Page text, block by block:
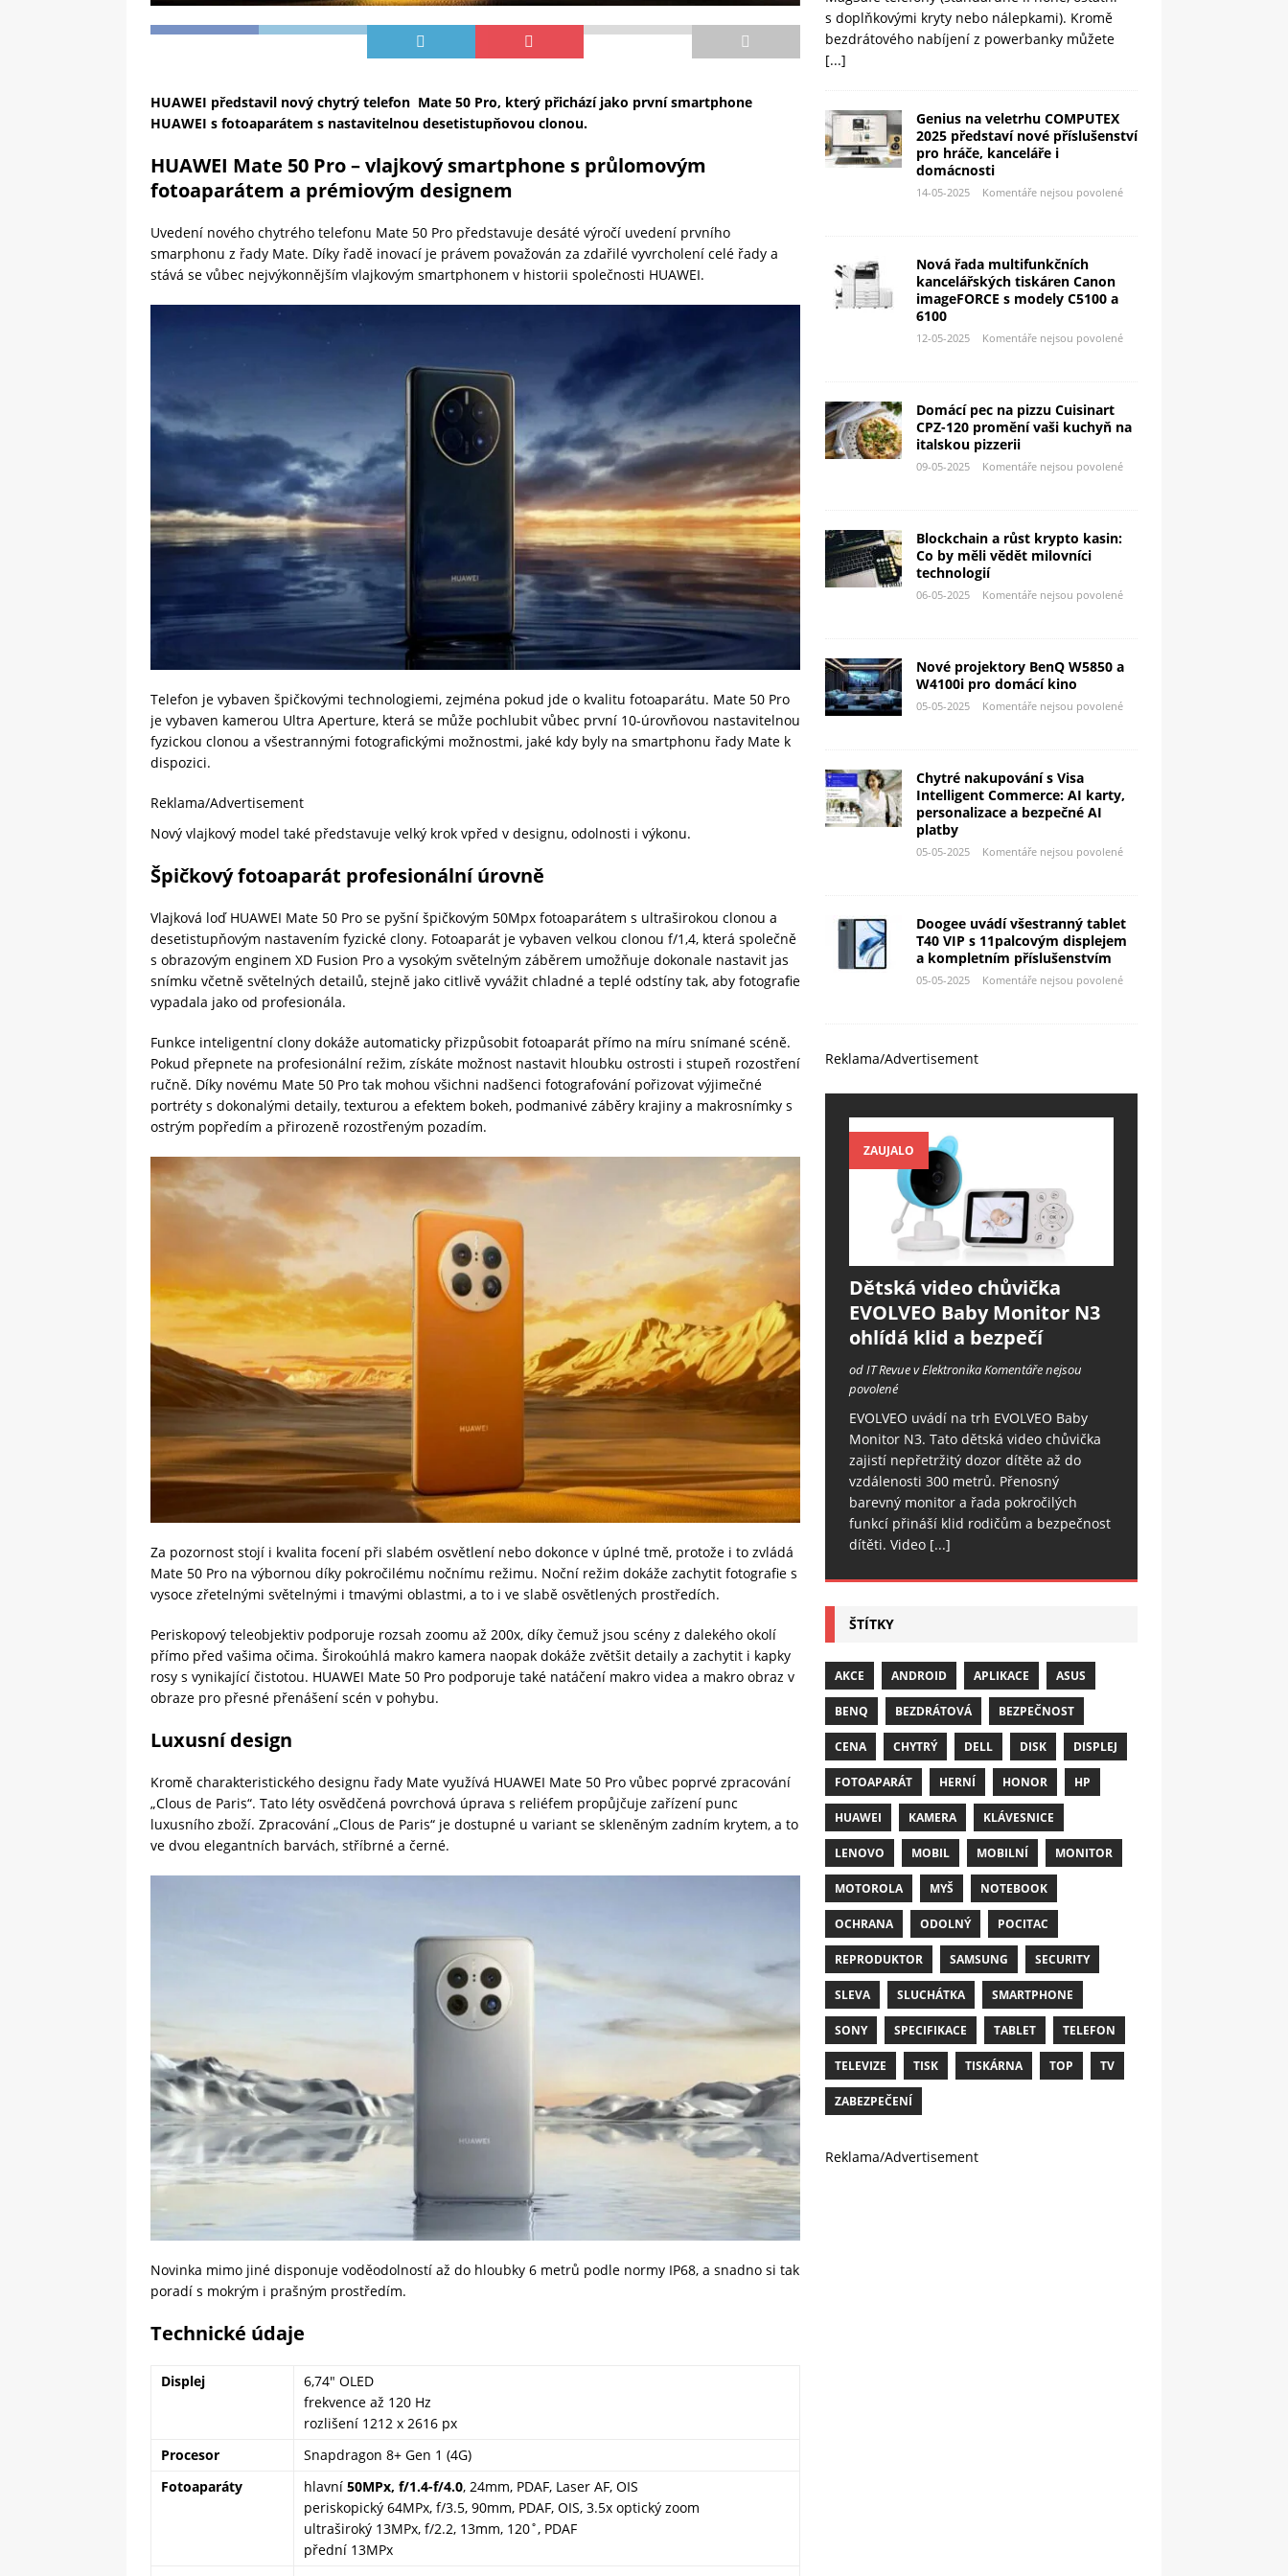
HUAWEI představil nový chytrý telefon Mate 50 Pro, který přichází jako prvnísmartphone
HUAWEI s fotoaparátem s nastavitelnou desetistupňovou clonou.
HUAWEI Mate 50 Pro – vlajkový smartphone s průlomovým
fotoaparátem a prémiovým designem
Uvedení nového chytrého telefonu Mate 50 Pro představuje desáté výročí uvedení prvního
smarphonu z řady Mate. Díky řadě inovací je právem považován za zdařilé vyvrcholení celé řady a
stává se vůbec nejvýkonnějším vlajkovým smartphonem v historii společnosti HUAWEI.
Telefon je vybaven špičkovými technologiemi, zejména pokud jde o kvalitu fotoaparátu. Mate 50 Pro
je vybaven kamerou Ultra Aperture, která se může pochlubit vůbec první 10-úrovňovou nastavitelnou
fyzickou clonou a všestrannými fotografickými možnostmi, jaké kdy byly na smartphonu řady Mate k
dispozici.
Reklama/Advertisement
Nový vlajkový model také představuje velký krok vpřed v designu, odolnosti i výkonu.
Špičkový fotoaparát profesionální úrovně
Vlajková loď HUAWEI Mate 50 Pro se pyšní špičkovým 50Mpx fotoaparátem s ultraširokou clonou a
desetistupňovým nastavením fyzické clony. Fotoaparát je vybaven velkou clonou f/1,4, která společně
s obrazovým enginem XD Fusion Pro a vysokým světelným záběrem umožňuje dokonale nastavit jas
snímku včetně světelných detailů, stejně jako citlivě vyvážit chladné a teplé odstíny tak, aby fotografie
vypadala jako od profesionála.
Funkce inteligentní clony dokáže automaticky přizpůsobit fotoaparát přímo na míru snímané scéně.
Pokud přepnete na profesionální režim, získáte možnost nastavit hloubku ostrosti i stupeň rozostření
ručně. Díky novému Mate 50 Pro tak mohou všichni nadšenci fotografování pořizovat výjimečné
portréty s dokonalými detaily, texturou a efektem bokeh, podmanivé záběry krajiny a makrosnímky s
ostrým popředím a přirozeně rozostřeným pozadím.
Za pozornost stojí i kvalita focení při slabém osvětlení nebo dokonce v úplné tmě, protože i to zvládá
Mate 50 Pro na výbornou díky pokročilému nočnímu režimu. Noční režim dokáže zachytit fotografie s
vysoce zřetelnými světelnými i tmavými oblastmi, a to i ve slabě osvětlených prostředích.
Periskopový teleobjektiv podporuje rozsah zoomu až 200x, díky čemuž jsou scény z dalekého okolí
přímo před vašima očima. Širokoúhlá makro kamera naopak dokáže zvětšit detaily a zachytit i kapky
rosy s vynikající čistotou. HUAWEI Mate 50 Pro podporuje také natáčení makro videa a makro obraz v
obraze pro přesné přenášení scén v pohybu.
Luxusní design
Kromě charakteristického designu řady Mate využívá HUAWEI Mate 50 Pro vůbec poprvé zpracování
„Clous de Paris“. Tato léty osvědčená povrchová úprava s reliéfem propůjčuje zařízení punc
luxusního zboží. Zpracování „Clous de Paris“ je dostupné u variant se skleněným zadním krytem, a to
ve dvou elegantních barvách, stříbrné a černé.
Novinka mimo jiné disponuje voděodolností až do hloubky 6 metrů podle normy IP68, a snadno si tak
poradí s mokrým i prašným prostředím.
Technické údaje
Displej
6,74″ OLED
frekvence až 120 Hz
rozlišení 1212 x 2616 px
Procesor
Snapdragon 8+ Gen 1 (4G)
Fotoaparáty
hlavní 50MPx, f/1.4-f/4.0, 24mm, PDAF, Laser AF, OIS
periskopický 64MPx, f/3.5, 90mm, PDAF, OIS, 3.5x optický zoom
ultraširoký 13MPx, f/2.2, 13mm, 120˚, PDAF
přední 13MPx
s doplňkovými kryty nebo nálepkami). Kromě
bezdrátového nabíjení z powerbanky můžete
[...]
Genius na veletrhu COMPUTEX
2025 představí nové příslušenství
pro hráče, kanceláře i
domácnosti
14-05-2025 Komentáře nejsou povolené
Nová řada multifunkčních
kancelářských tiskáren Canon
imageFORCE s modely C5100 a
6100
12-05-2025 Komentáře nejsou povolené
Domácí pec na pizzu Cuisinart
CPZ-120 promění vaši kuchyň na
italskou pizzerii
09-05-2025 Komentáře nejsou povolené
Blockchain a růst krypto kasin:
Co by měli vědět milovníci
technologií
06-05-2025 Komentáře nejsou povolené
Nové projektory BenQ W5850 a
W4100i pro domácí kino
05-05-2025 Komentáře nejsou povolené
Chytré nakupování s Visa
Intelligent Commerce: AI karty,
personalizace a bezpečné AI
platby
05-05-2025 Komentáře nejsou povolené
Doogee uvádí všestranný tablet
T40 VIP s 11palcovým displejem
a kompletním příslušenstvím
05-05-2025 Komentáře nejsou povolené
Reklama/Advertisement
ZAUJALO
Dětská video chůvička
EVOLVEO Baby Monitor N3
ohlídá klid a bezpečí
od IT Revue v ElektronikaKomentáře nejsou
povolené
EVOLVEO uvádí na trh EVOLVEO Baby
Monitor N3. Tato dětská video chůvička
zajistí nepřetržitý dozor dítěte až do
vzdálenosti 300 metrů. Přenosný
barevný monitor a řada pokročilých
funkcí přináší klid rodičům a bezpečnost
dítěti. Video [...]
ŠTÍTKY
AKCE ANDROID APLIKACE ASUS
BENQ BEZDRÁTOVÁ BEZPEČNOST
CENA CHYTRÝ DELL DISK DISPLEJ
FOTOAPARÁT HERNÍ HONOR HP
HUAWEI KAMERA KLÁVESNICE
LENOVO MOBIL MOBILNÍ MONITOR
MOTOROLA MYŠ NOTEBOOK
OCHRANA ODOLNÝ POCITAC
REPRODUKTOR SAMSUNG SECURITY
SLEVA SLUCHÁTKA SMARTPHONE
SONY SPECIFIKACE TABLET TELEFON
TELEVIZE TISK TISKÁRNA TOP TV
ZABEZPEČENÍ
Reklama/Advertisement